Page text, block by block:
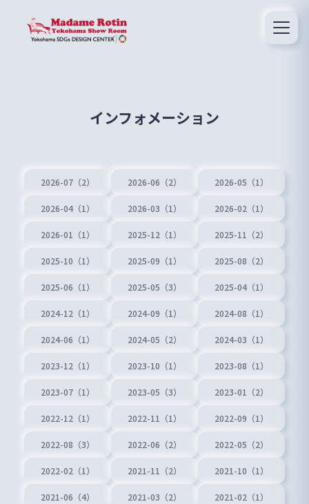
インフォメーション
2026-07（2） 2026-06（2） 2026-05（1）
2026-04（1） 2026-03（1） 2026-02（1）
2026-01（1） 2025-12（1） 2025-11（2）
2025-10（1） 2025-09（1） 2025-08（2）
2025-06（1） 2025-05（3） 2025-04（1）
2024-12（1） 2024-09（1） 2024-08（1）
2024-06（1） 2024-05（2） 2024-03（1）
2023-12（1） 2023-10（1） 2023-08（1）
2023-07（1） 2023-05（3） 2023-01（2）
2022-12（1） 2022-11（1） 2022-09（1）
2022-08（3） 2022-06（2） 2022-05（2）
2022-02（1） 2021-11（2） 2021-10（1）
2021-06（4） 2021-03（2） 2021-02（1）